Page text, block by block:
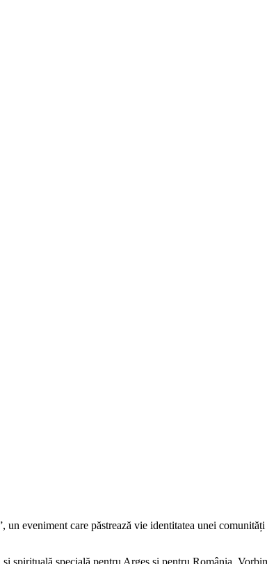
eveniment care păstrează vie identitatea unei
specială pentru Argeș și pentru România.